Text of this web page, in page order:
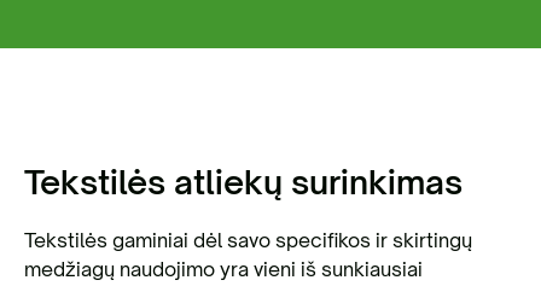
Tekstilės atliekų surinkimas
Tekstilės gaminiai dėl savo specifikos ir skirtingų
medžiagų naudojimo yra vieni iš sunkiausiai